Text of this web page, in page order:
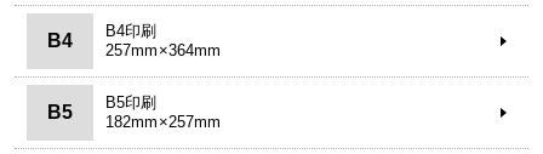
B4
B4印刷
257mm×364mm
B5
B5印刷
182mm×257mm